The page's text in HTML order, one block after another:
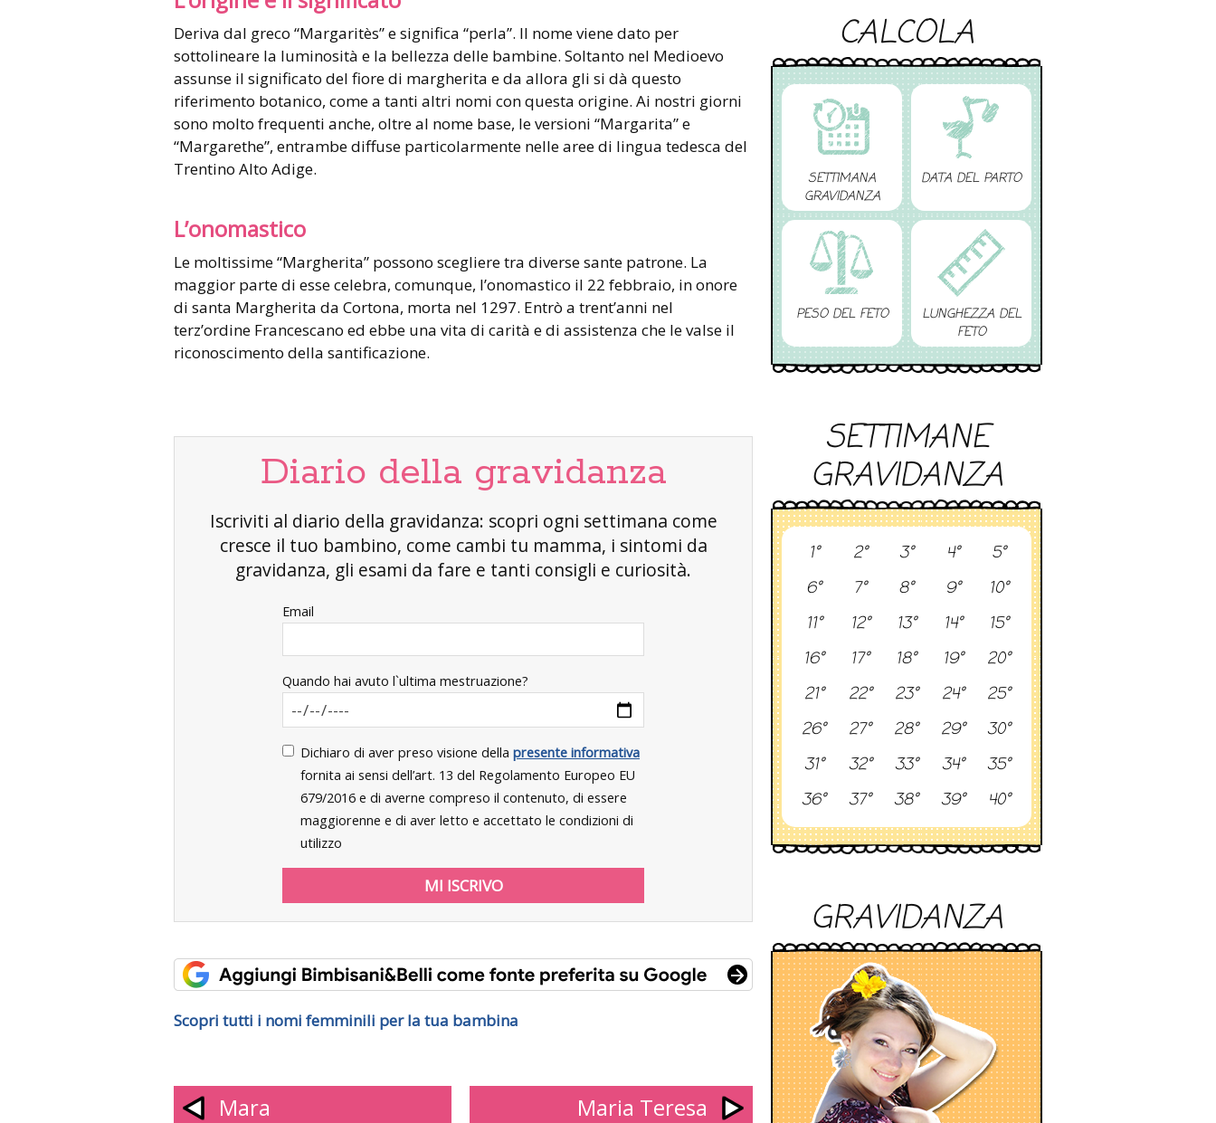
Deriva dal greco “Margaritès” e significa “perla”. Il nome viene dato per
sottolineare la luminosità e la bellezza delle bambine. Soltanto nel Medioevo
assunse il significato del fiore di margherita e da allora gli si dà questo
riferimento botanico, come a tanti altri nomi con questa origine. Ai nostri giorni
sono molto frequenti anche, oltre al nome base, le versioni “Margarita” e
“Margarethe”, entrambe diffuse particolarmente nelle aree di lingua tedesca del
Trentino Alto Adige.
L’onomastico
Le moltissime “Margherita” possono scegliere tra diverse sante patrone. La
maggior parte di esse celebra, comunque, l’onomastico il 22 febbraio, in onore
di santa Margherita da Cortona, morta nel 1297. Entrò a trent’anni nel
terz’ordine Francescano ed ebbe una vita di carità e di assistenza che le valse il
riconoscimento della santificazione.
Diario della gravidanza
Iscriviti al diario della gravidanza: scopri ogni settimana come
cresce il tuo bambino, come cambi tu mamma, i sintomi da
gravidanza, gli esami da fare e tanti consigli e curiosità.
Email
Quando hai avuto l`ultima mestruazione?
Dichiaro di aver preso visione della presente informativa
fornita ai sensi dell’art. 13 del Regolamento Europeo EU
679/2016 e di averne compreso il contenuto, di essere
maggiorenne e di aver letto e accettato le condizioni di
utilizzo
Scopri tutti i nomi femminili per la tua bambina
Mara Maria Teresa
CALCOLA
SETTIMANA
GRAVIDANZA
DATA DEL PARTO
PESO DEL FETO
LUNGHEZZA DEL
FETO
SETTIMANE
GRAVIDANZA
1° 2° 3° 4°
5°
6°
7° 8° 9°
10°
11°
12° 13° 14°
15°
16°
17° 18° 19°
20°
21°
22° 23° 24°
25°
26°
27° 28° 29°
30°
31°
32° 33° 34°
35°
36°
37° 38° 39° 40°
GRAVIDANZA